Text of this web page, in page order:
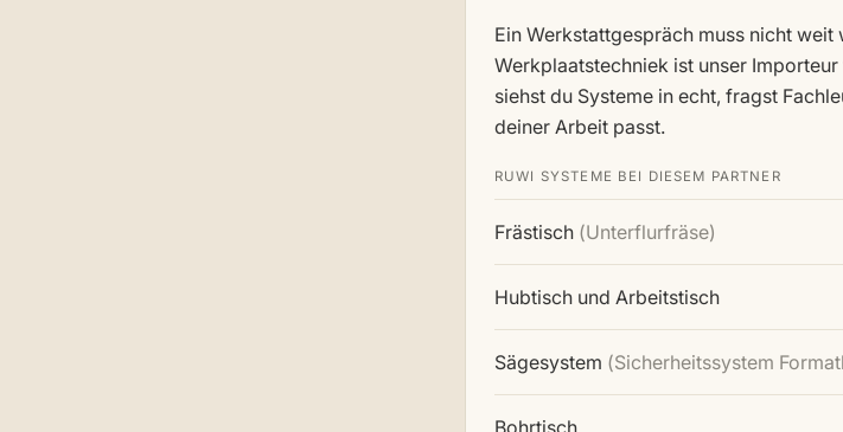
Ein Werkstattgespräch muss nicht weit
Werkplaatstechniek ist unser
siehst du Systeme in echt, fragst
deiner Arbeit passt.
RUWI SYSTEME BEI DIESEM PARTNER
Frästisch (Unterflurfräse)
Hubtisch und Arbeitstisch
Sägesystem (Sicherheitssystem
Bohrtisch